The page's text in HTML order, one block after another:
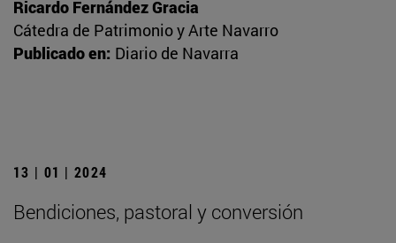
Ricardo Fernández Gracia
Cátedra de Patrimonio y Arte Navarro
Publicado en: Diario de Navarra
13 | 01 | 2024
Bendiciones, pastoral y conversión